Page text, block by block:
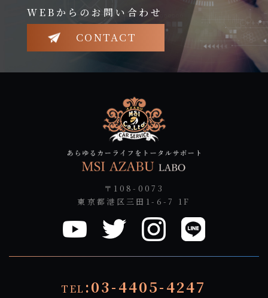
WEBからのお問い合わせ
CONTACT
〒108-0073
東京都港区三田1-6-7 1F
TEL :03-4405-4247